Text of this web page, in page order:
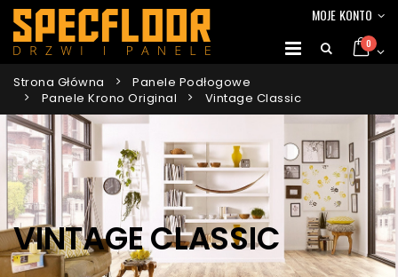
MOJE KONTO
0
Strona Główna
Panele Podłogowe
Panele Krono Original
Vintage Classic
VINTAGE CLASSIC